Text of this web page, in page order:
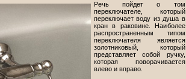
Речь пойдет о том
переключателе, который
переключает воду из душа в
кран в раковине. Наиболее
распространенным типом
переключателя является
золотниковый, который
представляет собой ручку,
которая поворачивается
влево и вправо.